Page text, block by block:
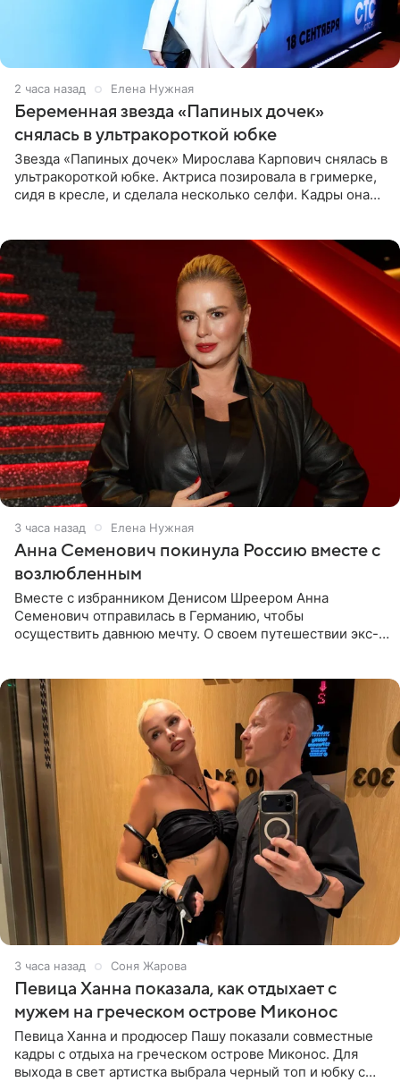
2 часа назад Елена Нужная
Беременная звезда «Папиных дочек»
снялась в ультракороткой юбке
Звезда «Папиных дочек» Мирослава Карпович снялась в
ультракороткой юбке. Актриса позировала в гримерке,
сидя в кресле, и сделала несколько селфи. Кадры она
3 часа назад Елена Нужная
Анна Семенович покинула Россию вместе с
возлюбленным
Вместе с избранником Денисом Шреером Анна
Семенович отправилась в Германию, чтобы
осуществить давнюю мечту. О своем путешествии экс-
3 часа назад Соня Жарова
Певица Ханна показала, как отдыхает с
мужем на греческом острове Миконос
Певица Ханна и продюсер Пашу показали совместные
кадры с отдыха на греческом острове Миконос. Для
выхода в свет артистка выбрала черный топ и юбку с